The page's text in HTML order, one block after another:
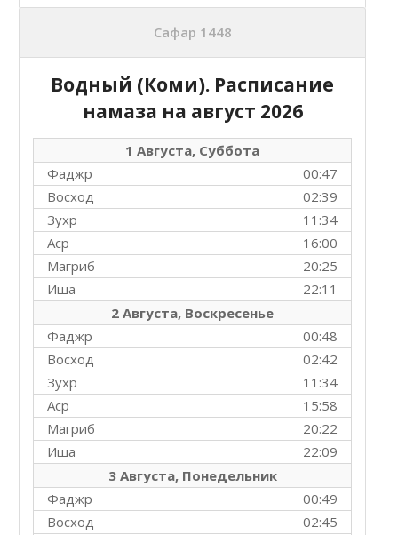
Сафар 1448
Водный (Коми). Расписание
намаза на август 2026
1 Августа, Суббота
00:47
Фаджр
02:39
Восход
11:34
Зухр
16:00
Аср
20:25
Магриб
22:11
Иша
2 Августа, Воскресенье
00:48
Фаджр
02:42
Восход
11:34
Зухр
15:58
Аср
20:22
Магриб
22:09
Иша
3 Августа, Понедельник
00:49
Фаджр
02:45
Восход